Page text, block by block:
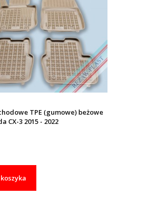
TPE (gumowe) beżowe
CX-3 2015 - 2022